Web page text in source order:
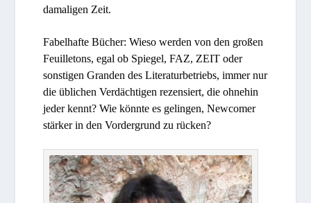
damaligen Zeit.
Fabelhafte Bücher: Wieso werden von den großen
Feuilletons, egal ob Spiegel, FAZ, ZEIT oder
sonstigen Granden des Literaturbetriebs, immer nur
die üblichen Verdächtigen rezensiert, die ohnehin
jeder kennt? Wie könnte es gelingen, Newcomer
stärker in den Vordergrund zu rücken?